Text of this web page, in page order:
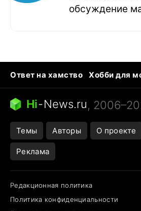
обсуждение
Ответ на хамство
Хобби для
Бензин 100 и 95
Тунцы в
Следующая пандемия
Hi-News.ru,
Темы Авторы О проекте
Реклама
Редакционная политика
Политика конфиденциальности